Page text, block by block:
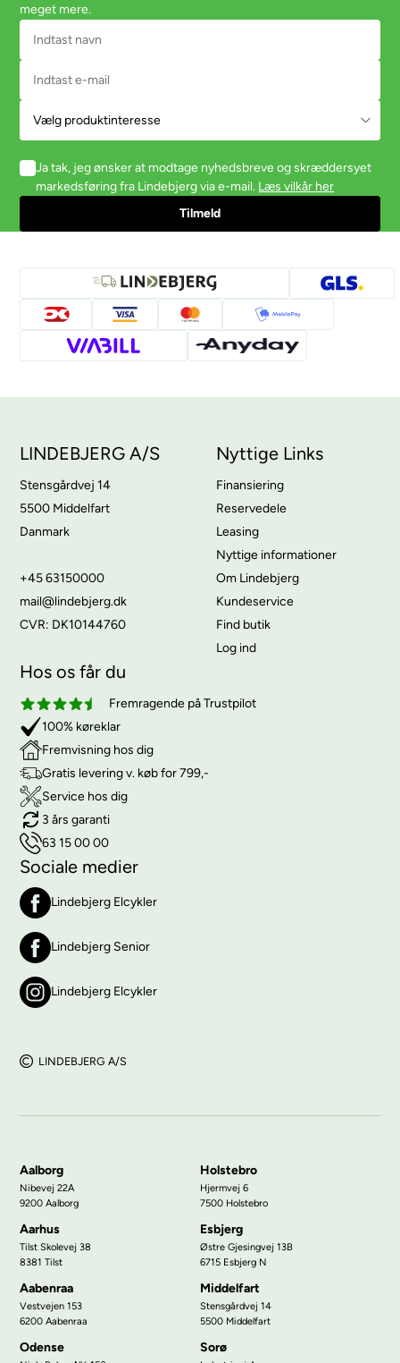
meget mere.
Ja tak, jeg ønsker at modtage nyhedsbreve og skræddersyet
markedsføring fra Lindebjerg via e-mail. Læs vilkår her
LINDEBJERG A/S
Stensgårdvej 14
5500 Middelfart
Danmark
+45 63150000
mail@lindebjerg.dk
CVR: DK10144760
Nyttige Links
Finansiering
Reservedele
Leasing
Nyttige informationer
Om Lindebjerg
Kundeservice
Find butik
Log ind
Hos os får du
Fremragende på Trustpilot
100% køreklar
Fremvisning hos dig
Gratis levering v. køb for 799,-
Service hos dig
3 års garanti
63 15 00 00
Sociale medier
Lindebjerg Elcykler
Lindebjerg Senior
Lindebjerg Elcykler
LINDEBJERG A/S
Aalborg
Nibevej 22A
9200 Aalborg
Holstebro
Hjermvej 6
7500 Holstebro
Aarhus
Tilst Skolevej 38
8381 Tilst
Esbjerg
Østre Gjesingvej 13B
6715 Esbjerg N
Aabenraa
Vestvejen 153
6200 Aabenraa
Middelfart
Stensgårdvej 14
5500 Middelfart
Odense Sorø